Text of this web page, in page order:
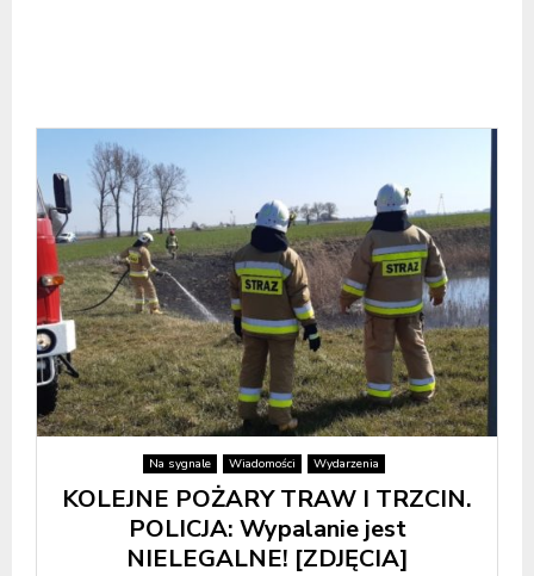
Na sygnale Wiadomości Wydarzenia
KOLEJNE POŻARY TRAW I TRZCIN.
POLICJA: Wypalanie jest
NIELEGALNE! [ZDJĘCIA]